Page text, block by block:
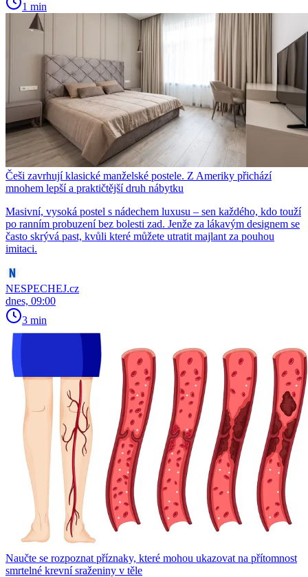
1 min
Češi zavrhují klasické manželské postele. Z Ameriky přichází
mnohem lepší a praktičtější druh nábytku
Masivní, vysoká postel s nádechem luxusu – sen každého, kdo touží
po ranním probuzení bez bolesti zad. Jenže za lákavým designem se
často skrývá past, kvůli které můžete utratit majlant za pouhou
imitaci.
NESPECHEJ.cz
dnes, 09:00
3 min
Naučte se rozpoznat příznaky, které mohou ukazovat na přítomnost
smrtelné krevní sraženiny v těle